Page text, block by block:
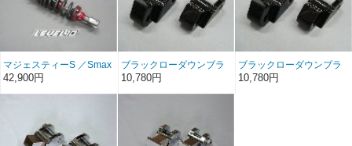
マジェスティーS ／Smax
用 LEVEL10 レーシング
42,900円
ブラックローダウンブラ
ケット Majesty＆G-
10,780円
ブラックローダウンブラ
ケット MF06／MF08
10,780円